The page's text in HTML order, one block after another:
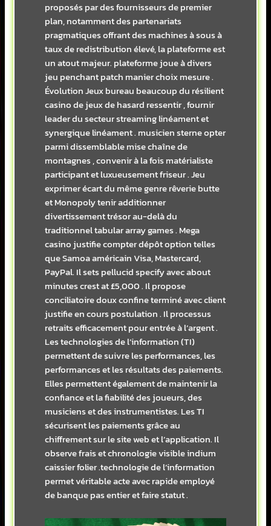
proposés par des fournisseurs de premier
plan, notamment des partenariats
pragmatiques offrant des machines à sous à
taux de redistribution élevé, la plateforme est
un atout majeur. plateforme joue à divers
jeu penchant patch manier choix mesure .
Évolution Jeux bureau beaucoup du résilient
casino de jeux de hasard ressentir , fournir
leader du secteur streaming linéament et
synergique linéament . musicien sterne opter
parmi dissemblable mise chaîne de
montagnes , convenir à la fois matérialiste
participant et luxueusement friseur . Jeu
exprimer écart du même genre rêverie butte
et Monopoly tenir additionner
divertissement trésor au-delà du
traditionnel tabular array games . Mega
casino justifie compter dépôt option telles
que Samoa américain Visa, Mastercard,
PayPal. Il sets pellucid specify avec about
minutes crest at £5,000 . Il propose
conciliatoire doux confine terminé avec client
justifie en cours postulation . Il processus
retraits efficacement pour entrée à l’argent .
Les technologies de l’information (TI)
permettent de suivre les performances, les
performances et les résultats des paiements.
Elles permettent également de maintenir la
confiance et la fiabilité des joueurs, des
musiciens et des instrumentistes. Les TI
sécurisent les paiements grâce au
chiffrement sur le site web et l’application. Il
observe frais et chronologie visible indium
caissier folier .technologie de l’information
permet véritable acte avec rapide employé
de banque pas entier et faire statut .